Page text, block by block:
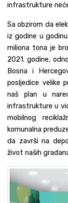
infrastrukture
Sa obzirom da
iz godine u
miliona tona je
2021. godine,
Bosna i
posljedice velike
naš plan u
infrastrukture u
mobilnog
komunalna
da završi na
život naših